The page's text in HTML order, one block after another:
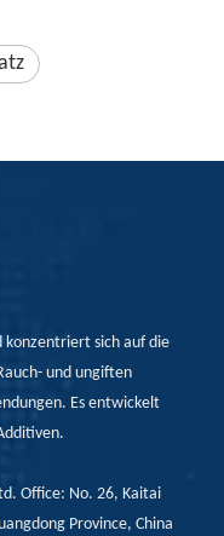
konzentriert sich auf die
und ungiften
Es entwickelt
Office: No. 26, Kaitai
Province, China